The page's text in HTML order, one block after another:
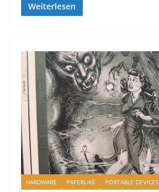
Weiterlesen
HARDWARE PAPERLIKE PORTABLE DEVICES